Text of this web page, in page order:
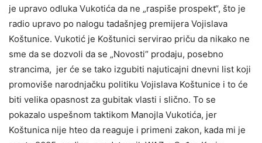
je upravo odluka Vukotića da ne „raspiše prospekt“, što je
radio upravo po nalogu tadašnjeg premijera Vojislava
Koštunice. Vukotić je Koštunici servirao priču da nikako ne
sme da se dozvoli da se „Novosti“ prodaju, posebno
strancima, jer će se tako izgubiti najuticajni dnevni list koji
promoviše narodnjačku politiku Vojislava Koštunice i to će
biti velika opasnost za gubitak vlasti i slično. To se
pokazalo uspešnom taktikom Manojla Vukotića, jer
Koštunica nije hteo da reaguje i primeni zakon, kada mi je